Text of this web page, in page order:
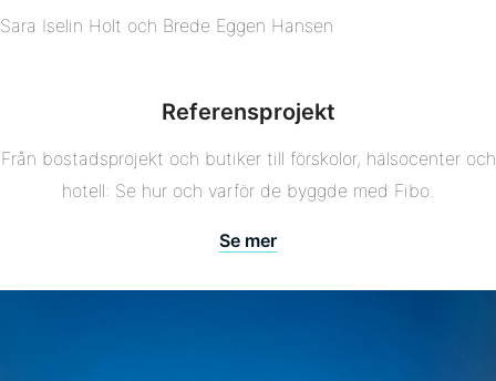
Sara Iselin Holt och Brede Eggen Hansen
Referensprojekt
Från bostadsprojekt och butiker till förskolor, hälsocenter och
hotell: Se hur och varför de byggde med Fibo.
Se mer